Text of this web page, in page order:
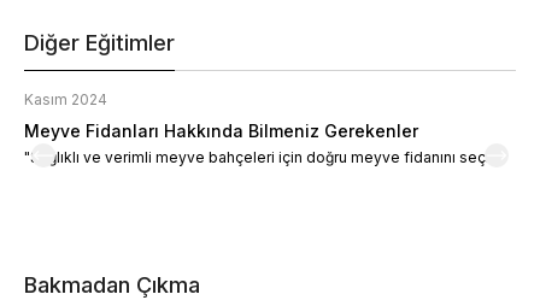
Diğer Eğitimler
Kasım 2024
Meyve Fidanları Hakkında Bilmeniz Gerekenler
"Sağlıklı ve verimli meyve bahçeleri için doğru meyve fidanını seçin."
Bakmadan Çıkma